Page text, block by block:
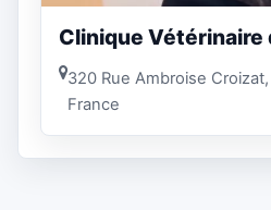
Clinique Vétérinaire
320 Rue Ambroise
France